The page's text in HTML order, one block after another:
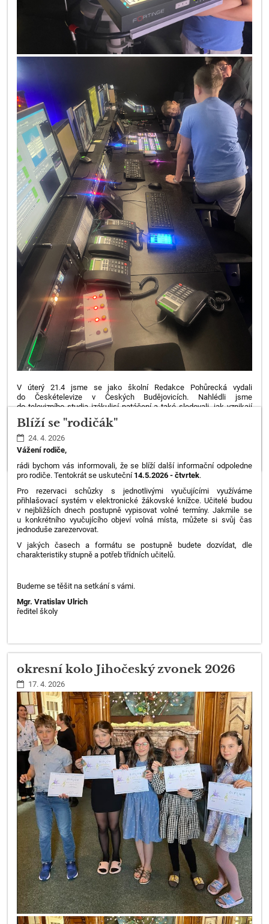
V úterý 21.4 jsme se jako školní Redakce Pohůrecká vydali
do Českételevize v Českých Budějovicích. Nahlédli jsme
do televizního studia izákulisí natáčení a také sledovali, jak vznikají
zprávy. Vyzkoušeli
jsme si práci před kamerou a zjistili, co obnáší
práce moderátora.Návštěva v České televizi byla zajímavá a moc
jsme si ji užili.
Natálie Suchá
Blíží se "rodičák"
24. 4. 2026
Vážení rodiče,
rádi bychom vás informovali, že se blíží další informační odpoledne
pro rodiče. Tentokrát se uskuteční 14.5.2026 - čtvrtek.
Pro rezervaci schůzky s jednotlivými vyučujícími využíváme
přihlašovací systém v elektronické žákovské knížce. Učitelé budou
v nejbližších dnech postupně vypisovat volné termíny. Jakmile se
u konkrétního vyučujícího objeví volná místa, můžete si svůj čas
jednoduše zarezervovat.
V jakých časech a formátu se postupně budete dozvídat, dle
charakteristiky stupně a potřeb třídních učitelů.
Budeme se těšit na setkání s vámi.
Mgr. Vratislav Ulrich
ředitel školy
okresní kolo Jihočeský zvonek 2026
17. 4. 2026